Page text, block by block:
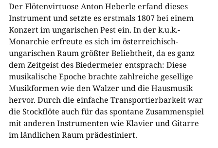
Der Flötenvirtuose Anton Heberle erfand dieses
Instrument und setzte es erstmals 1807 bei einem
Konzert im ungarischen Pest ein. In der k.u.k.-
Monarchie erfreute es sich im österreichisch-
ungarischen Raum größter Beliebtheit, da es ganz
dem Zeitgeist des Biedermeier entsprach: Diese
musikalische Epoche brachte zahlreiche gesellige
Musikformen wie den Walzer und die Hausmusik
hervor. Durch die einfache Transportierbarkeit war
die Stockflöte auch für das spontane Zusammenspiel
mit anderen Instrumenten wie Klavier und Gitarre
im ländlichen Raum prädestiniert.